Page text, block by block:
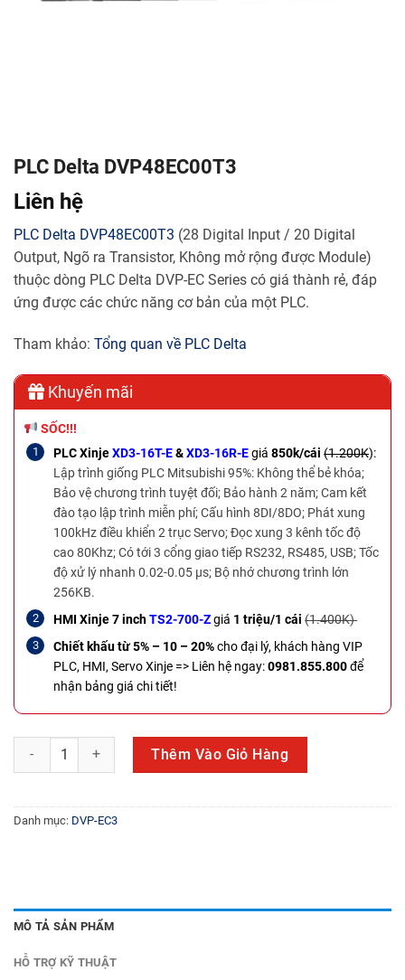
PLC Delta DVP48EC00T3
Liên hệ
PLC Delta DVP48EC00T3 (28 Digital Input / 20 Digital
Output, Ngõ ra Transistor, Không mở rộng được Module)
thuộc dòng PLC Delta DVP-EC Series có giá thành rẻ, đáp
ứng được các chức năng cơ bản của một PLC.
Tham khảo: Tổng quan về PLC Delta
Khuyến mãi
SỐC!!!
PLC XinjeXD3-16T-E&XD3-16R-Egiá850k/cái (1.200K):
Lập trình giống PLC Mitsubishi 95%: Không thể bẻ khóa;
Bảo vệ chương trình tuyệt đối; Bảo hành 2 năm; Cam kết
đào tạo lập trình miễn phí; Cấu hình 8DI/8DO; Phát xung
100kHz điều khiển 2 trục Servo; Đọc xung 3 kênh tốc độ
cao 80Khz; Có tới 3 cổng giao tiếp RS232, RS485, USB; Tốc
độ xử lý nhanh 0.02-0.05 µs; Bộ nhớ chương trình lớn
256KB.
HMI Xinje 7 inchTS2-700-Zgiá 1 triệu/1 cái(1.400K)
Chiết khấu từ 5% – 10 – 20%cho đại lý, khách hàng VIP
PLC, HMI, Servo Xinje => Liên hệ ngay:0981.855.800để
nhận bảng giá chi tiết!
PLC Delta DVP48EC00T3 số lượngThêm Vào Giỏ Hàng
Danh mục: DVP-EC3
MÔ TẢ SẢN PHẨM
HỖ TRỢ KỸ THUẬT